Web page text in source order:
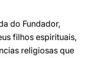
do Fundador,
filhos espirituais,
religiosas que